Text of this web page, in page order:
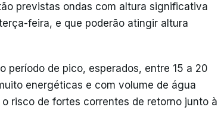
previstas ondas com altura significativa
feira, e que poderão atingir altura
período de pico, esperados, entre 15 a 20
energéticas e com volume de água
risco de fortes correntes de retorno junto à